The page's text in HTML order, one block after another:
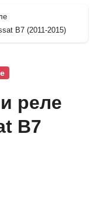
B7 (2011-2015)
реле
B7